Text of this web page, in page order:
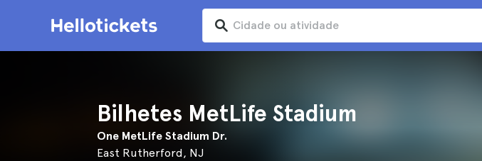
Bilhetes MetLife Stadium
One MetLife Stadium Dr.
East Rutherford, NJ